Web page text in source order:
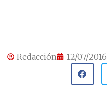
Redacción 12/07/2016